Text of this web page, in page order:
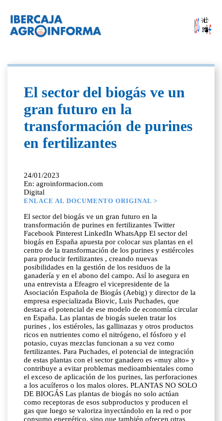
El sector del biogás ve un
gran futuro en la
transformación de purines
en fertilizantes
24/01/2023
En: agroinformacion.com
Digital
ENLACE AL DOCUMENTO ORIGINAL >
El sector del biogás ve un gran futuro en la
transformación de purines en fertilizantes Twitter
Facebook Pinterest LinkedIn WhatsApp El sector del
biogás en España apuesta por colocar sus plantas en el
centro de la transformación de los purines y estiércoles
para producir fertilizantes , creando nuevas
posibilidades en la gestión de los residuos de la
ganadería y en el abono del campo. Así lo asegura en
una entrevista a Efeagro el vicepresidente de la
Asociación Española de Biogás (Aebig) y director de la
empresa especializada Biovic, Luis Puchades, que
destaca el potencial de ese modelo de economía circular
en España. Las plantas de biogás suelen tratar los
purines , los estiéroles, las gallinazas y otros productos
ricos en nutrientes como el nitrógeno, el fósforo y el
potasio, cuyas mezclas funcionan a su vez como
fertilizantes. Para Puchades, el potencial de integración
de estas plantas con el sector ganadero es «muy alto» y
contribuye a evitar problemas medioambientales como
el exceso de aplicación de los purines, las perforaciones
a los acuíferos o los malos olores. PLANTAS NO SOLO
DE BIOGÁS Las plantas de biogás no solo actúan
como receptoras de esos subproductos y producen el
gas que luego se valoriza inyectándolo en la red o por
consumo energético, sino que también ofrecen otras